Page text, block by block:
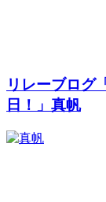
リレーブログ
日！」真帆